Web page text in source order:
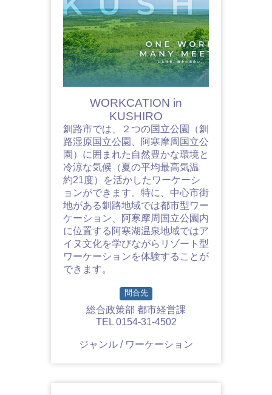
WORKCATION in
KUSHIRO
釧路市では、２つの国立公園（釧
路湿原国立公園、阿寒摩周国立公
園）に囲まれた自然豊かな環境と
冷涼な気候（夏の平均最高気温
約21度）を活かしたワーケーシ
ョンができます。特に、中心市街
地がある釧路地域では都市型ワー
ケーション、阿寒摩周国立公園内
に位置する阿寒湖温泉地域ではア
イヌ文化を学びながらリゾート型
ワーケーションを体験することが
できます。
問合先
総合政策部 都市経営課
TEL 0154-31-4502
ジャンル / ワーケーション